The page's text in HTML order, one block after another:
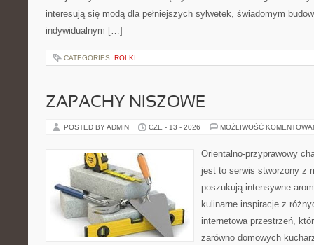
interesują się modą dla pełniejszych sylwetek, świadomym
indywidualnym […]
CATEGORIES: ROLKI
ZAPACHY NISZOWE
POSTED BY ADMIN CZE - 13 - 2026 MOŻLIWOŚĆ
Orientalno-przyprawowy
jest to serwis stworzony z
poszukują intensywne
kulinarne inspiracje z
internetowa przestrzeń,
zarówno domowych